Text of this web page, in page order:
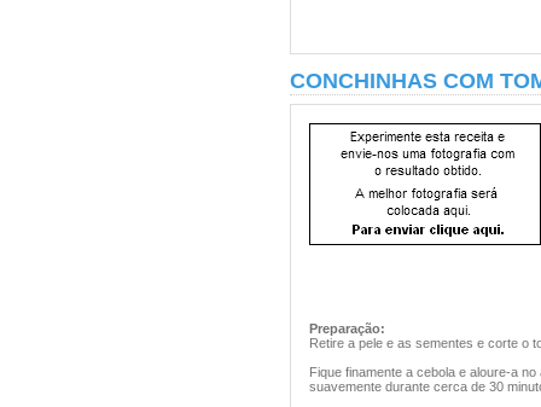
CONCHINHAS COM
Preparação:
Retire a pele e as sementes e corte o
Fique finamente a cebola e aloure-a
suavemente durante cerca de 30